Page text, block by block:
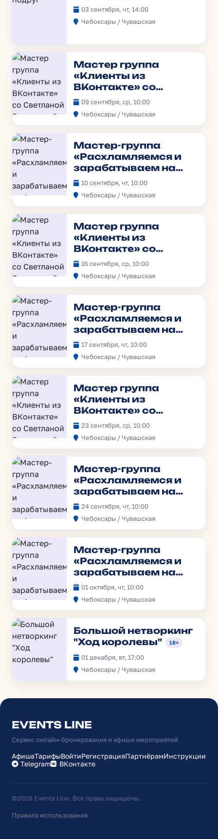
03 сентября, чт, 14:00
Чебоксары / Чувашская
Мастер группа
«Клиенты из
ВКонтакте» со
Светланой
Гавриловой
09 сентября, ср, 10:00
Чебоксары / Чувашская
Мастер-группа
«Расхламляемся и
зарабатываем на
Авито»
10 сентября, чт, 10:00
Чебоксары / Чувашская
Мастер группа
«Клиенты из
ВКонтакте» со
Светланой
Гавриловой
16 сентября, ср, 10:00
Чебоксары / Чувашская
Мастер-группа
«Расхламляемся и
зарабатываем на
Авито»
17 сентября, чт, 10:00
Чебоксары / Чувашская
Мастер группа
«Клиенты из
ВКонтакте» со
Светланой
Гавриловой
23 сентября, ср, 10:00
Чебоксары / Чувашская
Мастер-группа
«Расхламляемся и
зарабатываем на
Авито»
24 сентября, чт, 10:00
Чебоксары / Чувашская
Мастер-группа
«Расхламляемся и
зарабатываем на
Авито»
01 октября, чт, 10:00
Чебоксары / Чувашская
Большой нетворкинг
"Ход королевы"
18+
01 декабря, вт, 17:00
Чебоксары / Чувашская
EVENTS LINE
Сервис онлайн-бронирования и афиши мероприятий
АфишаТарифыВойтиРегистрацияПартнёрамИнструкции
Telegram
ВКонтакте
©2026 Events Line. Все права защищены.
Правила использования